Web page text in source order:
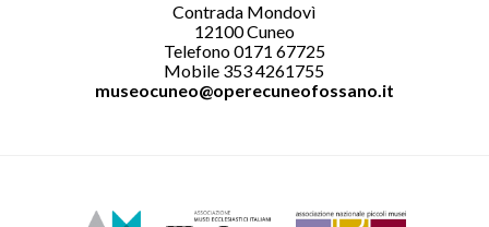
Contrada Mondovì
12100 Cuneo
Telefono 0171 67725
Mobile 353 4261755
museocuneo@operecuneofossano.it